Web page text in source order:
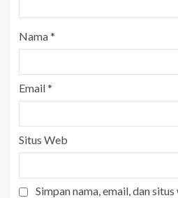
Nama*
Email*
Situs Web
Simpan nama, email, dan